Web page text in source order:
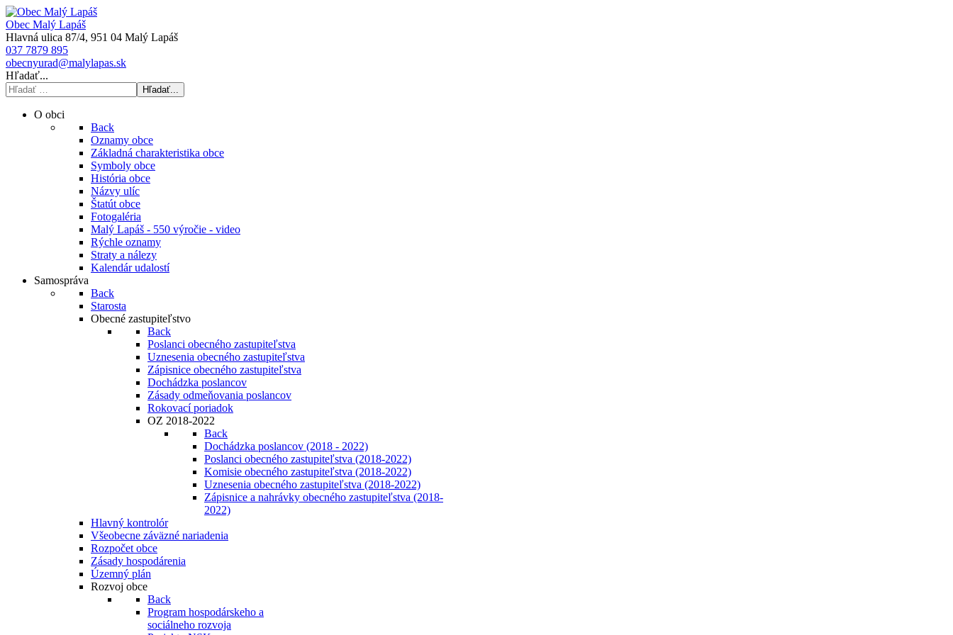
Obec Malý Lapáš
Hlavná ulica 87/4, 951 04 Malý Lapáš
037 7879 895
obecnyurad@malylapas.sk
Hľadať...
Hľadať...
O obci
Back
Oznamy obce
Základná charakteristika obce
Symboly obce
História obce
Názvy ulíc
Štatút obce
Fotogaléria
Malý Lapáš - 550 výročie - video
Rýchle oznamy
Straty a nálezy
Kalendár udalostí
Samospráva
Back
Starosta
Obecné zastupiteľstvo
Back
Poslanci obecného zastupiteľstva
Uznesenia obecného zastupiteľstva
Zápisnice obecného zastupiteľstva
Dochádzka poslancov
Zásady odmeňovania poslancov
Rokovací poriadok
OZ 2018-2022
Back
Dochádzka poslancov (2018 - 2022)
Poslanci obecného zastupiteľstva (2018-2022)
Komisie obecného zastupiteľstva (2018-2022)
Uznesenia obecného zastupiteľstva (2018-2022)
Zápisnice a nahrávky obecného zastupiteľstva (2018-
2022)
Hlavný kontrolór
Všeobecne záväzné nariadenia
Rozpočet obce
Zásady hospodárenia
Územný plán
Rozvoj obce
Back
Program hospodárskeho a
sociálneho rozvoja